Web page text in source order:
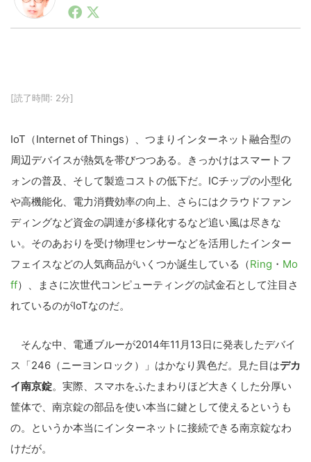
1990年代初頭から記者としてまた起業家としてITスタ
ートアップ業界のハードウェアからソフトウェアの事業
スクとして数億PV事業に。世界最大IT系メディア（ス
注力中。
[読了時間: 2分]
IoT（Internet of Things）、つまりインターネット融合型の
周辺デバイスが熱気を帯びつつある。きっかけはスマートフ
ォンの普及、そして製造コストの低下だ。ICチップの小型化
や高機能化、電力消費効率の向上、さらにはクラウドファン
ディングなど資金の調達が多様化するなど追い風は尽きな
い。そのあおりを受け物理センサーなどを活用したインター
フェイスなどの人気商品がいくつか誕生している（Ring ・ Mo
ff）、まさに次世代コンピューティングの試金石として注目さ
れているのがIoTなのだ。
そんな中、電通ブルーが2014年11月13日に発表したデバイ
ス「246（ニーヨンロック）」はかなり異色だ。見た目はデカ
イ南京錠。実際、スマホをふたまわりほど大きくした分厚い
筐体で、南京錠の部品を使い本当に鍵として使えるというも
の。というか本当にインターネットに接続できる南京錠なわ
けだが。
暗号資産
VR/AR
LINE
特集
Block Data Bank